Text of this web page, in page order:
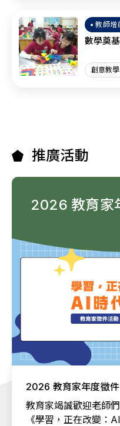
教師增
數學奠
創意教學
推廣活動
2026 教育家
2026 教育家年度徵
教育家竭誠歡迎老師
《學習，正在改變：